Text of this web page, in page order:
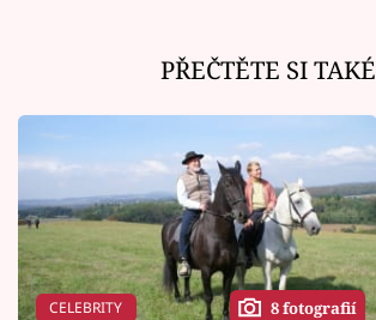
PŘEČTĚTE SI TAKÉ
CELEBRITY 8 fotografií